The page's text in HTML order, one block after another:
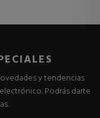
y tendencias
Podrás darte